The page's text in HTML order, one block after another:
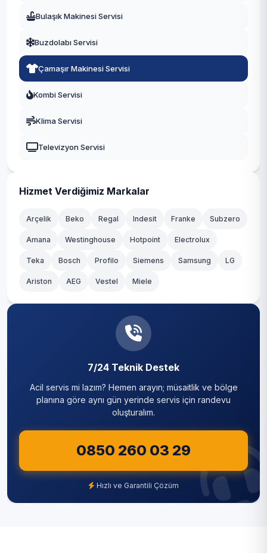
Mamak
Nallıhan
Şereflikoçhisar
Bulaşık Makinesi Servisi
Buzdolabı Servisi
Çamaşır Makinesi Servisi
Kombi Servisi
Klima Servisi
Televizyon Servisi
Hizmet Verdiğimiz Markalar
Arçelik Beko Regal Indesit Franke Subzero
Amana Westinghouse Hotpoint Electrolux
Teka Bosch Profilo Siemens Samsung LG
Ariston AEG Vestel Miele
7/24 Teknik Destek
Acil servis mi lazım? Hemen arayın; müsaitlik ve bölge
planına göre aynı gün yerinde servis için randevu
oluşturalım.
0850 260 03 29
Hızlı ve Garantili Çözüm